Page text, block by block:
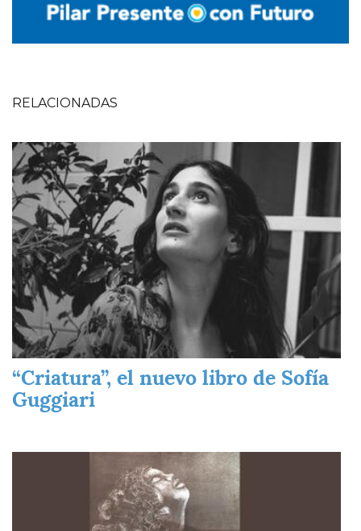
RELACIONADAS
Imagen
“Criatura”, el nuevo libro de Sofía
Guggiari